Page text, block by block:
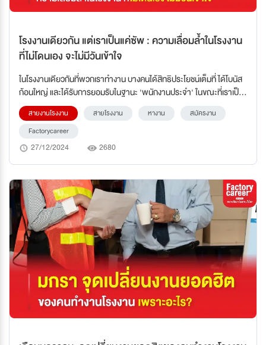
โรงงานเดียวกัน แต่เราเป็นแค่ซัพ : ความเลื่อมล้ำในโรงงาน
ที่ไม่โดนเอง จะไม่มีวันเข้าใจ
ในโรงงานเดียวกันที่พวกเราทำงาน บางคนได้สิทธิประโยชน์เต็มที่ ได้โบนัส
ก้อนใหญ่ และได้รับการยอมรับในฐานะ 'พนักงานประจำ' ในขณะที่เราเป็น
เพียง 'ซัพ' แม้จะทำงานหนักไม่แพ้กัน แต่สิ่งที่ได้รับกลับไม่เท่ากัน สิ่งนี้อาจ
ทำให้หลายคนรู้สึกน้อยใจและคิดว่าเราไม่มีค่าเท่ากับคนอื่น
สายงานโรงงาน สายโรงงาน หางาน
สมัครงาน
Factorycareer
27/12/2024 2680